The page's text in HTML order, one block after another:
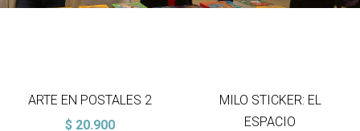
ARTE EN POSTALES 2
$ 20.900
MILO STICKER: EL
ESPACIO